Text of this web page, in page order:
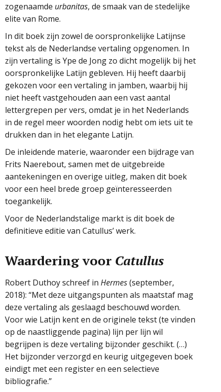
zogenaamde urbanitas, de smaak van de stedelijke
elite van Rome.
In dit boek zijn zowel de oorspronkelijke Latijnse
tekst als de Nederlandse vertaling opgenomen. In
zijn vertaling is Ype de Jong zo dicht mogelijk bij het
oorspronkelijke Latijn gebleven. Hij heeft daarbij
gekozen voor een vertaling in jamben, waarbij hij
niet heeft vastgehouden aan een vast aantal
lettergrepen per vers, omdat je in het Nederlands
in de regel meer woorden nodig hebt om iets uit te
drukken dan in het elegante Latijn.
De inleidende materie, waaronder een bijdrage van
Frits Naerebout, samen met de uitgebreide
aantekeningen en overige uitleg, maken dit boek
voor een heel brede groep geïnteresseerden
toegankelijk.
Voor de Nederlandstalige markt is dit boek de
definitieve editie van Catullus’ werk.
Waardering voor Catullus
Robert Duthoy schreef in Hermes(september,
2018): “Met deze uitgangspunten als maatstaf mag
deze vertaling als geslaagd beschouwd worden.
Voor wie Latijn kent en de originele tekst (te vinden
op de naastliggende pagina) lijn per lijn wil
begrijpen is deze vertaling bijzonder geschikt. (…)
Het bijzonder verzorgd en keurig uitgegeven boek
eindigt met een register en een selectieve
bibliografie.”